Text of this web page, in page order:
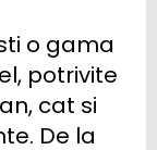
o gama
potrivite
cat si
De la